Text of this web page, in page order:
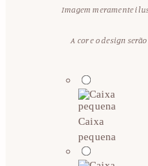
Imagem meramente
A cor e o design
Caixa
pequena